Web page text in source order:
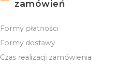
zamówień
Formy płatności
Formy dostawy
Czas realizacji zamówienia